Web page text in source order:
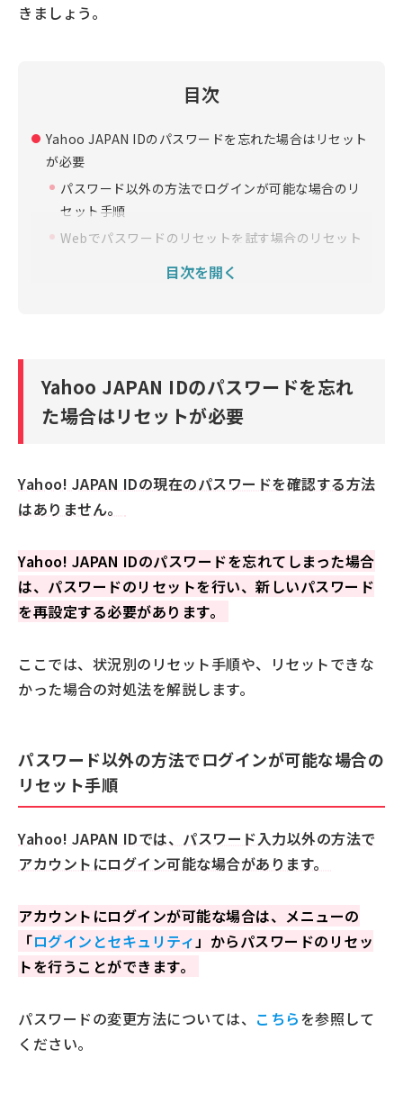
きましょう。
目次
Yahoo JAPAN IDのパスワードを忘れた場合はリセット
が必要
パスワード以外の方法でログインが可能な場合のリ
セット手順
Webでパスワードのリセットを試す場合のリセット
Yahoo! JAPAN IDに安全で覚えやすいパスワードを設定
しよう
Yahoo! JAPAN IDのパスワードを変更する方法
ょう
信頼できる電話番号/メールアドレスを追加・変更す
る
生体認証を設定する
パスワードを無効にする
目次を開く
Yahoo JAPAN IDのパスワードを忘れ
た場合はリセットが必要
Yahoo! JAPAN IDの現在のパスワードを確認する方法
はありません。
Yahoo! JAPAN IDのパスワードを忘れてしまった場合
は、パスワードのリセットを行い、新しいパスワード
を再設定する必要があります。
ここでは、状況別のリセット手順や、リセットできな
かった場合の対処法を解説します。
パスワード以外の方法でログインが可能な場合の
リセット手順
Yahoo! JAPAN IDでは、パスワード入力以外の方法で
アカウントにログイン可能な場合があります。
アカウントにログインが可能な場合は、メニューの
「ログインとセキュリティ」からパスワードのリセッ
トを行うことができます。
パスワードの変更方法については、 こちらを参照して
ください。